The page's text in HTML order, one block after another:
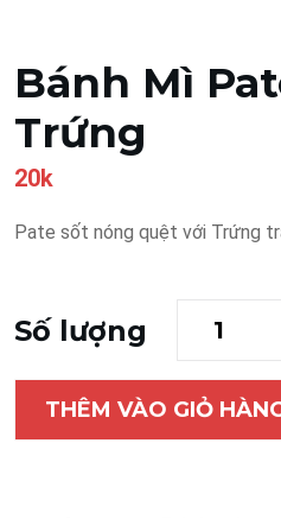
Bánh Mì
Trứng
20k
Pate sốt nóng quệt với Trứng
Số lượng
THÊM VÀO GIỎ